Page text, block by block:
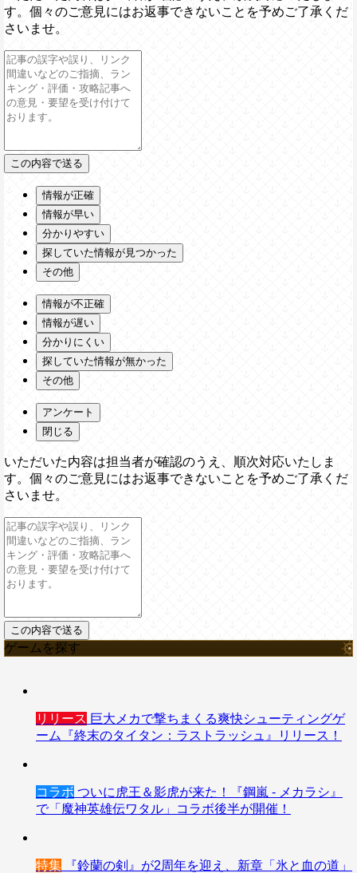
す。個々のご意見にはお返事できないことを予めご了承くだ
さいませ。
情報が正確
情報が早い
分かりやすい
探していた情報が見つかった
その他
情報が不正確
情報が遅い
分かりにくい
探していた情報が無かった
その他
アンケート
閉じる
いただいた内容は担当者が確認のうえ、順次対応いたしま
す。個々のご意見にはお返事できないことを予めご了承くだ
さいませ。
ゲームを探す
リリース 巨大メカで撃ちまくる爽快シューティングゲ
ーム『終末のタイタン：ラストラッシュ』リリース！
コラボ ついに虎王＆影虎が来た！『鋼嵐 - メカラシ』
で「魔神英雄伝ワタル」コラボ後半が開催！
特集 『鈴蘭の剣』が2周年を迎え、新章「氷と血の道」